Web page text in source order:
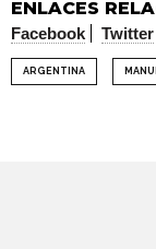
ENLACES
Facebook Twitter
ARGENTINA